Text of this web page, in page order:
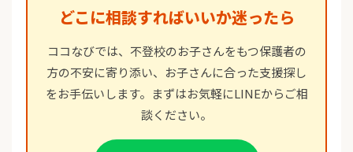
どこに相談すればいいか迷ったら
ココなびでは、不登校のお子さんをもつ保護者の
方の不安に寄り添い、お子さんに合った支援探し
をお手伝いします。まずはお気軽にLINEからご相
談ください。